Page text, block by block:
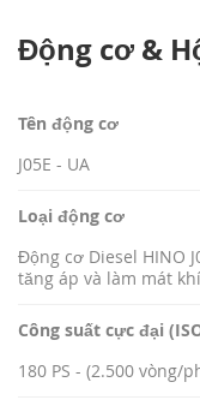
Động cơ &
Tên động cơ
J05E - UA
Loại động cơ
Động cơ Diesel HINO
tăng áp và làm mát
Công suất cực đại
180 PS - (2.500 vòng/